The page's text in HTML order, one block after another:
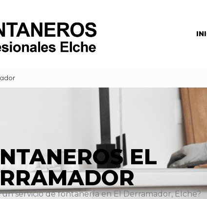
EL
un servicio de fontanería en El Derramador, Elche?